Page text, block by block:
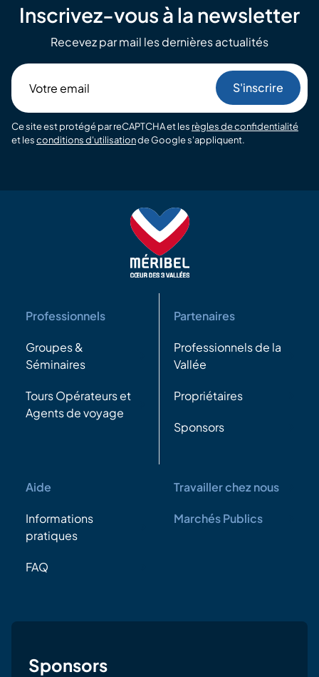
Inscrivez-vous à la newsletter
Recevez par mail les dernières actualités
email
Ce site est protégé par reCAPTCHA et les règles de confidentialité
et lesconditions d'utilisationde Google s'appliquent.
Professionnels
Groupes &
Séminaires
Tours Opérateurs et
Agents de voyage
Partenaires
Professionnels de la
Vallée
Propriétaires
Sponsors
Aide
Informations
pratiques
FAQ
Travailler chez nous
Marchés Publics
Sponsors